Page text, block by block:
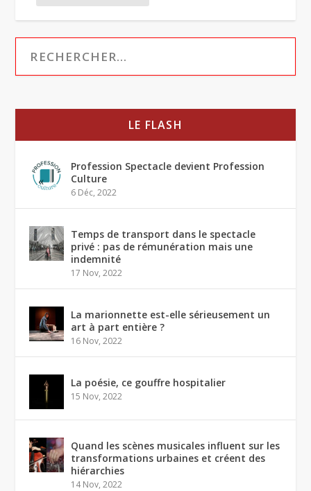
LE FLASH
Profession Spectacle devient Profession
Culture
6 Déc, 2022
Temps de transport dans le spectacle
privé : pas de rémunération mais une
indemnité
17 Nov, 2022
La marionnette est-elle sérieusement un
art à part entière ?
16 Nov, 2022
La poésie, ce gouffre hospitalier
15 Nov, 2022
Quand les scènes musicales influent sur les
transformations urbaines et créent des
hiérarchies
14 Nov, 2022